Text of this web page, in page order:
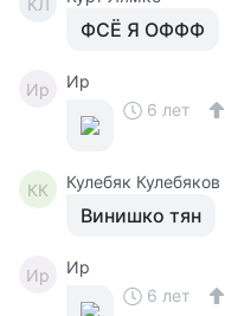
КЛ
ФСЁ Я ОФФФ
Ир
Ир
6 лет
КК Кулебяк Кулебяков
Винишко тян
Ир
Ир
6 лет